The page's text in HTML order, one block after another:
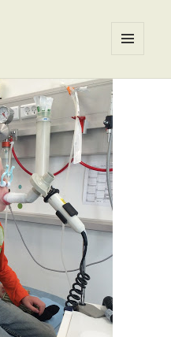
WIDGETS